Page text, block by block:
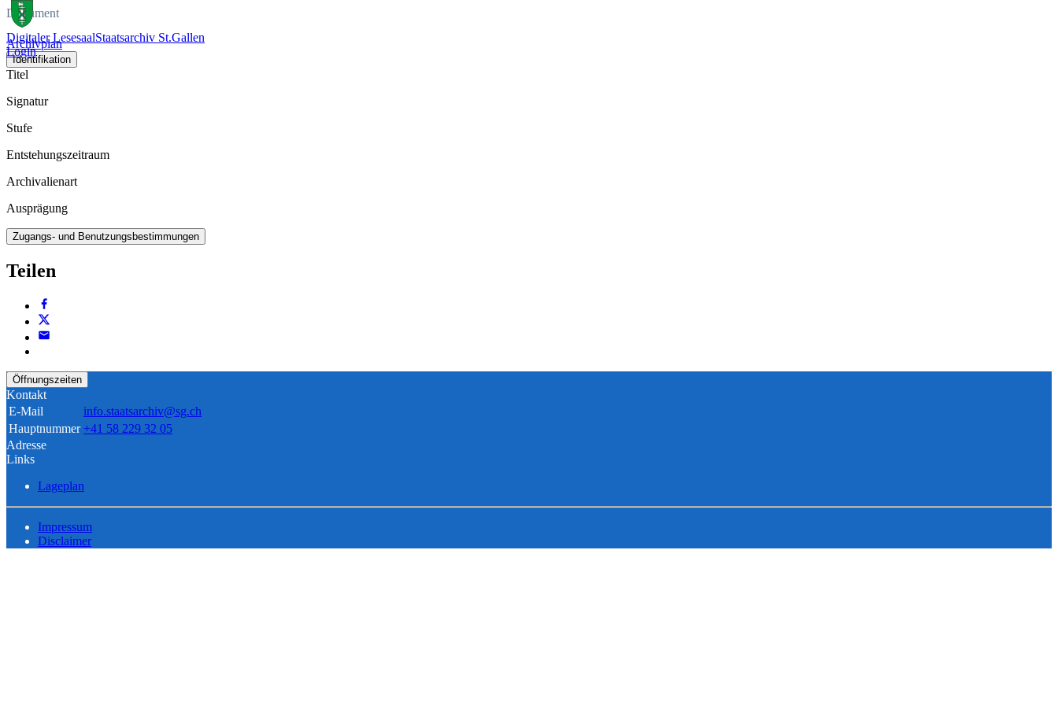
Digitaler LesesaalStaatsarchiv St.Gallen
Login
Dokument
Archivplan
Identifikation
Titel
Signatur
Stufe
Entstehungszeitraum
Archivalienart
Ausprägung
Zugangs- und Benutzungsbestimmungen
Teilen
Öffnungszeiten
Kontakt
E-Mail
info.staatsarchiv@sg.ch
Hauptnummer +41 58 229 32 05
Adresse
Links
Lageplan
Impressum
Disclaimer